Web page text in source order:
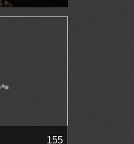
155